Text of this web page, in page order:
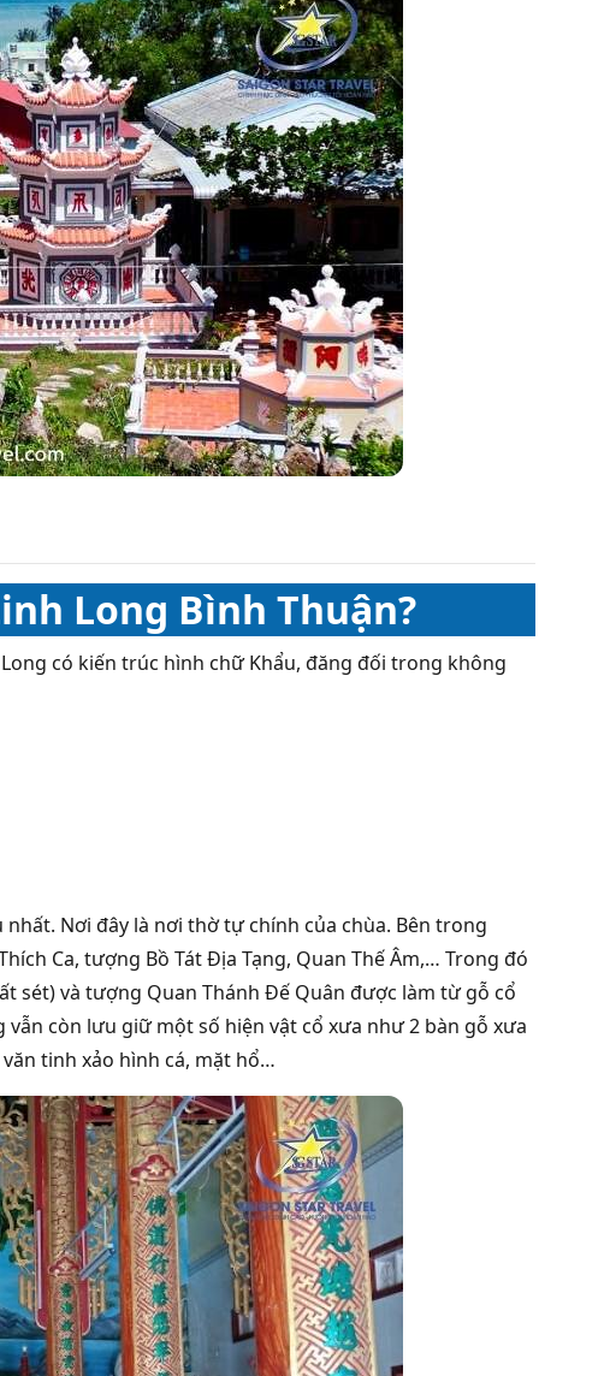
Long Bình Thuận?
có kiến trúc hình chữ Khẩu, đăng đối trong không
Nơi đây là nơi thờ tự chính của chùa. Bên trong
Ca, tượng Bồ Tát Địa Tạng, Quan Thế Âm,… Trong đó
sét) và tượng Quan Thánh Đế Quân được làm từ gỗ cổ
còn lưu giữ một số hiện vật cổ xưa như 2 bàn gỗ xưa
tinh xảo hình cá, mặt hổ…